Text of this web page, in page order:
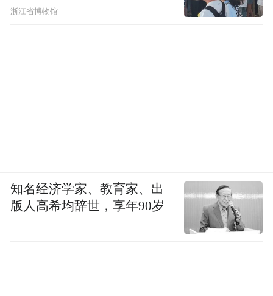
浙江省博物馆
知名经济学家、教育家、出
版人高希均辞世，享年90岁